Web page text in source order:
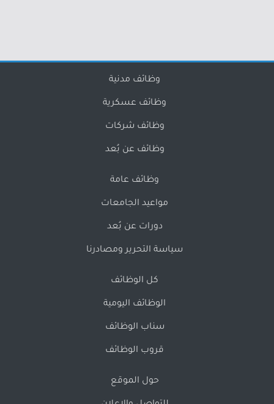
وظائف مدنية
وظائف عسكرية
وظائف شركات
وظائف عن بُعد
وظائف عامة
مواعيد الجامعات
دورات عن بُعد
سياسة التحرير ومصادرنا
كل الوظائف
الوظائف اليومية
سناب الوظائف
قروب الوظائف
حول الموقع